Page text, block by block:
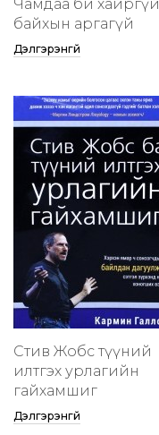
Чамдаа би хайргүй
байхын аргагүй
Дэлгэрэнгүй
Стив Жобс түүний
илтгэх урлагийн
гайхамшиг
Дэлгэрэнгүй